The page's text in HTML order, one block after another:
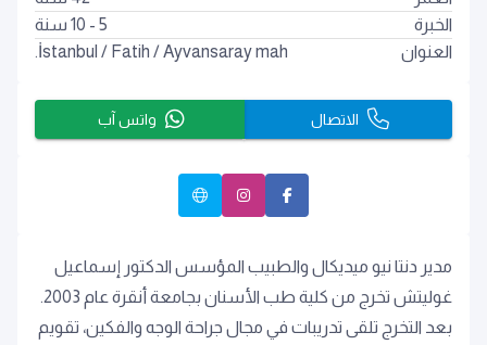
مدير دنتا نيو ميديكال والطبيب المؤسس الدكتور إسماعيل
غوليتش تخرج من كلية طب الأسنان بجامعة أنقرة عام 2003.
بعد التخرج تلقى تدريبات في مجال جراحة الوجه والفكين، تقويم
الخبرة
5 - 10 سنة
العنوان
İstanbul / Fatih /Ayvansaray mah.
الاتصال واتس آب